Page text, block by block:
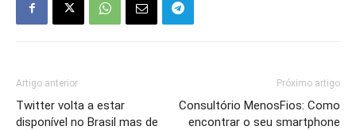
Artigo anterior
Twitter volta a estar
disponível no Brasil mas de
Próximo artigo
Consultório MenosFios: Como
encontrar o seu smartphone